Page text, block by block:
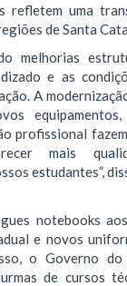
refletem uma
de Santa
melhorias
e as
A
profissional
mais
estudantes”,
notebooks
e novos
o Governo
de cursos